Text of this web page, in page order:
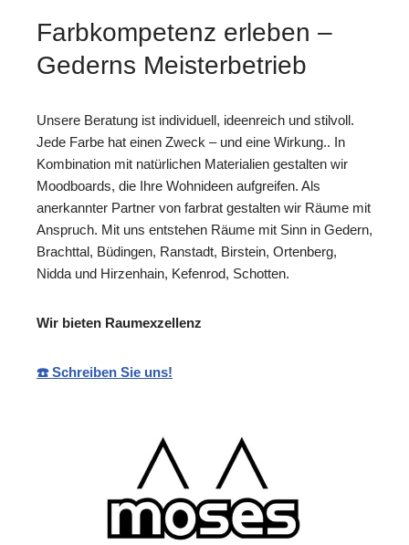
Farbkompetenz erleben –
Gederns Meisterbetrieb
Unsere Beratung ist individuell, ideenreich und stilvoll.
Jede Farbe hat einen Zweck – und eine Wirkung.. In
Kombination mit natürlichen Materialien gestalten wir
Moodboards, die Ihre Wohnideen aufgreifen. Als
anerkannter Partner von farbrat gestalten wir Räume mit
Anspruch. Mit uns entstehen Räume mit Sinn in Gedern,
Brachttal, Büdingen, Ranstadt, Birstein, Ortenberg,
Nidda und Hirzenhain, Kefenrod, Schotten.
Wir bieten Raumexzellenz
☎️ Schreiben Sie uns!